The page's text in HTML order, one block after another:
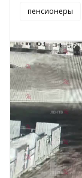
пенсионеры